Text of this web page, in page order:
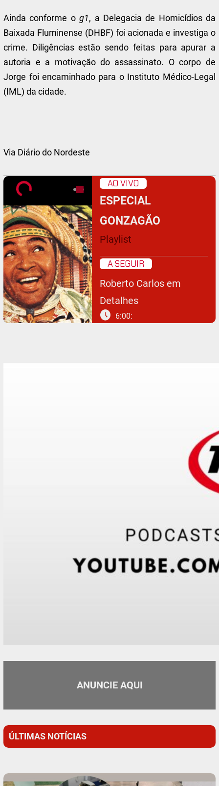
Ainda conforme og1, a Delegacia de Homicídios da
Baixada Fluminense (DHBF) foi acionada e investiga o
crime. Diligências estão sendo feitas para apurar a
autoria e a motivação do assassinato. O corpo de
Jorge foi encaminhado para o Instituto Médico-Legal
(IML) da cidade.
Via Diário do Nordeste
AO VIVO
ESPECIAL
GONZAGÃO
Playlist
A SEGUIR
Roberto Carlos em
Detalhes
schedule 6:00:
ANUNCIE AQUI
ÚLTIMAS NOTÍCIAS